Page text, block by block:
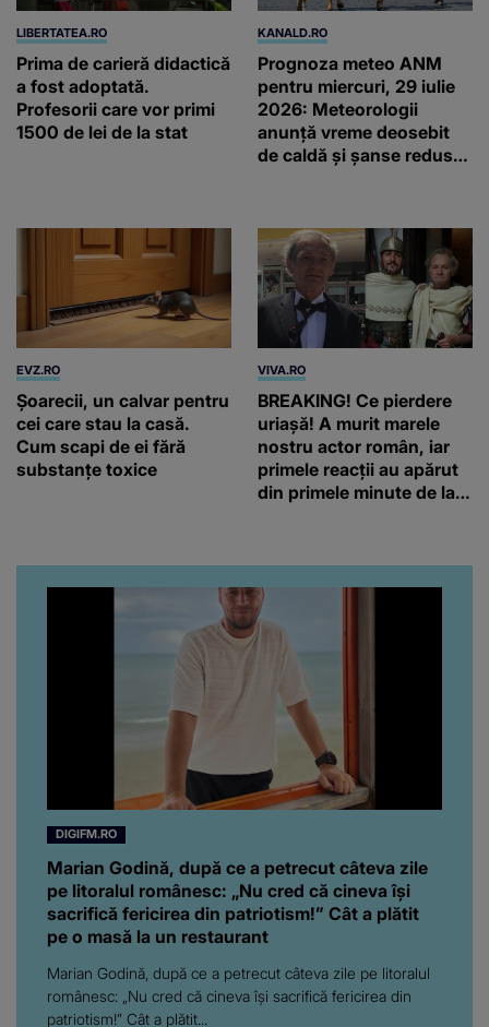
LIBERTATEA.RO
Prima de carieră didactică
a fost adoptată.
Profesorii care vor primi
1500 de lei de la stat
KANALD.RO
Prognoza meteo ANM
pentru miercuri, 29 iulie
2026: Meteorologii
anunță vreme deosebit
de caldă și șanse reduse
EVZ.RO
Șoarecii, un calvar pentru
cei care stau la casă.
Cum scapi de ei fără
substanțe toxice
VIVA.RO
BREAKING! Ce pierdere
uriașă! A murit marele
nostru actor român, iar
primele reacții au apărut
din primele minute de la
pentru el...” Ce s-a aflat
până în acest moment
DIGIFM.RO
Marian Godină, după ce a petrecut câteva zile
pe litoralul românesc: „Nu cred că cineva își
sacrifică fericirea din patriotism!” Cât a plătit
pe o masă la un restaurant
Marian Godină, după ce a petrecut câteva zile pe litoralul
românesc: „Nu cred că cineva își sacrifică fericirea din
patriotism!” Cât a plătit...